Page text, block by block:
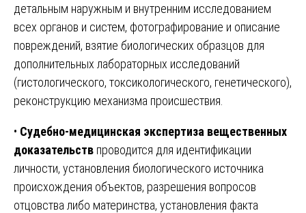
детальным наружным и внутренним исследованием
всех органов и систем, фотографирование и описание
повреждений, взятие биологических образцов для
дополнительных лабораторных исследований
(гистологического, токсикологического, генетического),
реконструкцию механизма происшествия.
• Судебно-медицинская экспертиза вещественных
доказательств проводится для идентификации
личности, установления биологического источника
происхождения объектов, разрешения вопросов
отцовства либо материнства, установления факта